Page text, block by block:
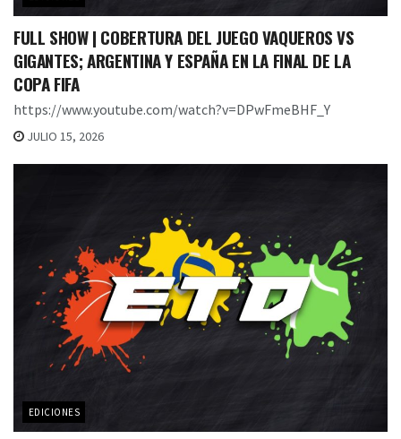
FULL SHOW | COBERTURA DEL JUEGO VAQUEROS VS
GIGANTES; ARGENTINA Y ESPAÑA EN LA FINAL DE LA
COPA FIFA
https://www.youtube.com/watch?v=DPwFmeBHF_Y
JULIO 15, 2026
EDICIONES